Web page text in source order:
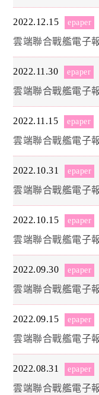
2022.12.15 epaper
雲端聯合戰艦電子
2022.11.30 epaper
雲端聯合戰艦電子
2022.11.15 epaper
雲端聯合戰艦電子
2022.10.31 epaper
雲端聯合戰艦電子
2022.10.15 epaper
雲端聯合戰艦電子
2022.09.30 epaper
雲端聯合戰艦電子
2022.09.15 epaper
雲端聯合戰艦電子
2022.08.31 epaper
雲端聯合戰艦電子